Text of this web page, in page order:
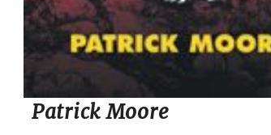
Patrick Moore